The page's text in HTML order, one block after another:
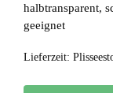
halbtransparent,
geeignet
Lieferzeit: